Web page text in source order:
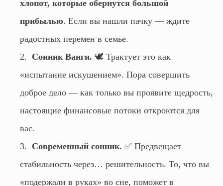
хлопот, которые обернутся большой
прибылью. Если вы нашли пачку — ждите
радостных перемен в семье.
Сонник Ванги. 🕊️ Трактует это как
«испытание искушением». Пора совершить
доброе дело — как только вы проявите щедрость,
настоящие финансовые потоки откроются для
вас.
Современный сонник. ✅ Предвещает
стабильность через… решительность. То, что вы
«подержали в руках» во сне, поможет в